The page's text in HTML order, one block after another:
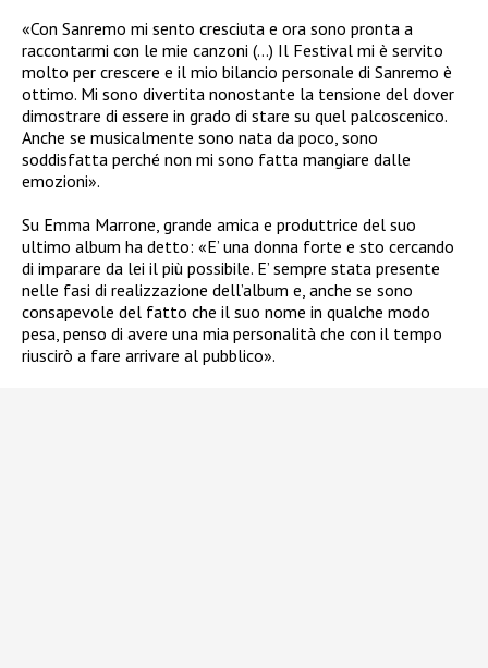
«Con Sanremo mi sento cresciuta e ora sono pronta a
raccontarmi con le mie canzoni (…) Il Festival mi è servito
molto per crescere e il mio bilancio personale di Sanremo è
ottimo. Mi sono divertita nonostante la tensione del dover
dimostrare di essere in grado di stare su quel palcoscenico.
Anche se musicalmente sono nata da poco, sono
soddisfatta perché non mi sono fatta mangiare dalle
emozioni».
Su Emma Marrone, grande amica e produttrice del suo
ultimo album ha detto: «E’ una donna forte e sto cercando
di imparare da lei il più possibile. E’ sempre stata presente
nelle fasi di realizzazione dell’album e, anche se sono
consapevole del fatto che il suo nome in qualche modo
pesa, penso di avere una mia personalità che con il tempo
riuscirò a fare arrivare al pubblico».